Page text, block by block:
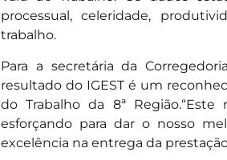
processual, celeridade,
trabalho.
Para a secretária da
resultado do IGEST é um
do Trabalho da 8ª
esforçando para dar o nosso
excelência na entrega da